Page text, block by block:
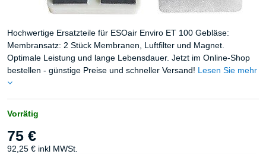
Hochwertige Ersatzteile für ESOair Enviro ET 100 Gebläse:
Membransatz: 2 Stück Membranen, Luftfilter und Magnet.
Optimale Leistung und lange Lebensdauer. Jetzt im Online-Shop
bestellen - günstige Preise und schneller Versand! Lesen Sie mehr
Vorrätig
75 €
92,25 € inkl MWSt.